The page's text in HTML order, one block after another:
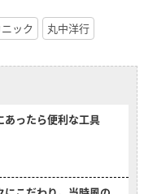
ック 丸中洋行
あったら便利な工具